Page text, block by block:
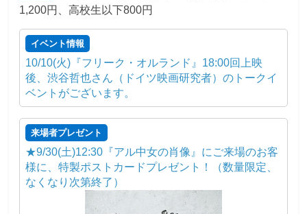
1,200円、高校生以下800円
イベント情報
10/10(火)『フリーク・オルランド』18:00回上映
後、渋谷哲也さん（ドイツ映画研究者）のトークイ
ベントがございます。
来場者プレゼント
★9/30(土)12:30『アル中女の肖像』にご来場のお客
様に、特製ポストカードプレゼント！（数量限定、
なくなり次第終了）